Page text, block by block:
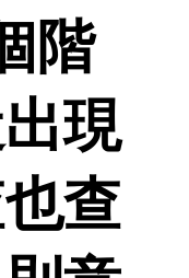
階
現
查